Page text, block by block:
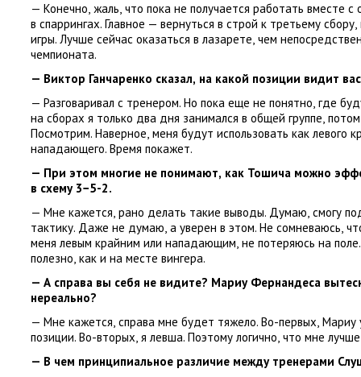
— Конечно, жаль, что пока не получается работать вместе с
в спаррингах. Главное — вернуться в строй к третьему сбору,
игры. Лучше сейчас оказаться в лазарете, чем
чемпионата.
— Виктор Ганчаренко сказал, на какой позиции видит
— Разговаривал с тренером. Но пока еще не понятно, где
на сборах я только два дня занимался в общей группе,
Посмотрим. Наверное, меня будут использовать как левого
нападающего. Время покажет.
— При этом многие не понимают, как Тошича можно
в схему 3−5-2.
— Мне кажется, рано делать такие выводы. Думаю, смогу
тактику. Даже не думаю, а уверен в этом. Не сомневаюсь,
меня левым крайним или нападающим, не потеряюсь на
полезно, как и на месте вингера.
— А справа вы себя не видите? Мариу Фернандеса
нереально?
— Мне кажется, справа мне будет тяжело. Во-первых, Мариу
позиции. Во-вторых, я левша. Поэтому логично, что мне
— В чем принципиальное различие между тренерами